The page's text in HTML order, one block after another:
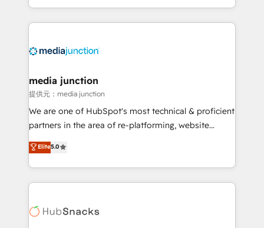
and customer success strategies, utilizing RevOps
methodologies. As Latin America's largest HubSpot
offer unparalleled insights. Operating in five
Mexico, USA, and Portugal—we've executed over a
hundred successful operations. Our approach,
rooted in RevOps principles, integrates analysis,
training, planning, and qualification. Leveraging
inbound marketing tactics, we focus on
understanding, nurturing, and converting leads.
competitive market.
media junction
提供元：media junction
We are one of HubSpot's most technical & proficient
partners in the area of re-platforming, website
design & development. We specialize in multi-hub
implementations for mid-market & enterprise
companies. We are woman-owned, powered by
coffee, and we ❤️ dogs. We produce award-winning
Impact Award 🏆2022 Technical Expertise Impact
Elite5.0